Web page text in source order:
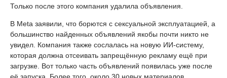
Только после этого компания удалила объявления.
В Meta заявили, что борются с сексуальной эксплуатацией, а
большинство найденных объявлений якобы почти никто не
увидел. Компания также сослалась на новую ИИ-систему,
которая должна отсеивать запрещённую рекламу ещё при
загрузке. Вот только часть объявлений появилась уже после